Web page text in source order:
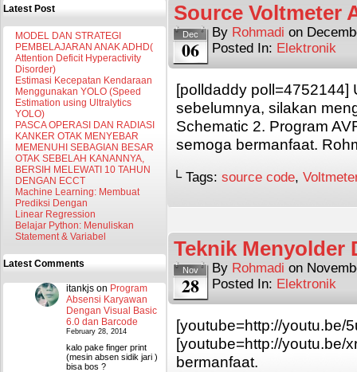
Latest Post
MODEL DAN STRATEGI
PEMBELAJARAN ANAK ADHD(
Attention Deficit Hyperactivity
Disorder)
Estimasi Kecepatan Kendaraan
Menggunakan YOLO (Speed
Estimation using Ultralytics
YOLO)
PASCA OPERASI DAN RADIASI
KANKER OTAK MENYEBAR
MEMENUHI SEBAGIAN BESAR
OTAK SEBELAH KANANNYA,
BERSIH MELEWATI 10 TAHUN
DENGAN ECCT
Machine Learning: Membuat
Prediksi Dengan
Linear Regression
Belajar Python: Menuliskan
Statement & Variabel
Latest Comments
itankjs on Program
Absensi Karyawan
Dengan Visual Basic
6.0 dan Barcode
February 28, 2014
kalo pake finger print
(mesin absen sidik jari )
bisa bos ?
Source Voltmeter
Dec
06
By Rohmadi on
Posted In: Elektronik
[polldaddy poll=4752144]
sebelumnya, silakan
Schematic 2. Program
semoga bermanfaat.
└ Tags: source code,
Teknik Menyolder
Nov
28
By Rohmadi on
Posted In: Elektronik
[youtube=http://youtu.be/
[youtube=http://
bermanfaat.